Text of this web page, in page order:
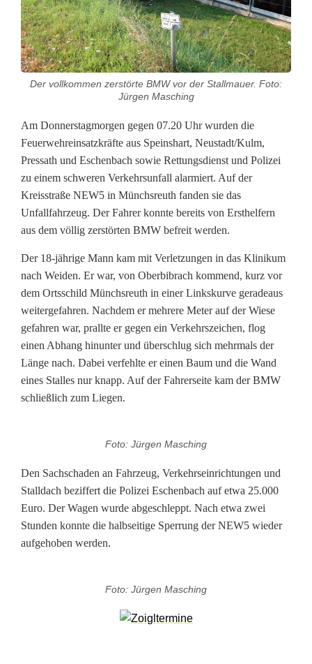
e
h
r
n
f
a
l
m
i
t
S
c
z
e
n
Der vollkommen zerstörte BMW vor der Stallmauer. Foto:
Jürgen Masching
Am Donnerstagmorgen gegen 07.20 Uhr wurden die
Feuerwehreinsatzkräfte aus Speinshart, Neustadt/Kulm,
Pressath und Eschenbach sowie Rettungsdienst und Polizei
zu einem schweren Verkehrsunfall alarmiert. Auf der
Kreisstraße NEW5 in Münchsreuth fanden sie das
Unfallfahrzeug. Der Fahrer konnte bereits von Ersthelfern
aus dem völlig zerstörten BMW befreit werden.
Der 18-jährige Mann kam mit Verletzungen in das Klinikum
nach Weiden. Er war, von Oberbibrach kommend, kurz vor
dem Ortsschild Münchsreuth in einer Linkskurve geradeaus
weitergefahren. Nachdem er mehrere Meter auf der Wiese
gefahren war, prallte er gegen ein Verkehrszeichen, flog
einen Abhang hinunter und überschlug sich mehrmals der
Länge nach. Dabei verfehlte er einen Baum und die Wand
eines Stalles nur knapp. Auf der Fahrerseite kam der BMW
schließlich zum Liegen.
Foto: Jürgen Masching
Den Sachschaden an Fahrzeug, Verkehrseinrichtungen und
Stalldach beziffert die Polizei Eschenbach auf etwa 25.000
Euro. Der Wagen wurde abgeschleppt. Nach etwa zwei
Stunden konnte die halbseitige Sperrung der NEW5 wieder
aufgehoben werden.
Foto: Jürgen Masching